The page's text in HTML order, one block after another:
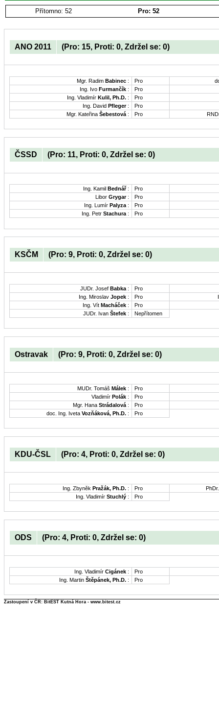
Přítomno: 52 Pro: 52
ANO 2011 (Pro: 15, Proti: 0, Zdržel se: 0)
Mgr. Radim Babinec : Pro
Ing. Ivo Furmančík :
Pro
Ing. Vladimír Kulil, Ph.D. :
Pro
Ing. David Pfleger:
Pro
Mgr. Kateřina Šebestová : Pro
ČSSD (Pro: 11, Proti: 0, Zdržel se: 0)
Ing. Kamil Bednář:
Pro
Libor Grygar:
Pro
Ing. Lumír Palyza:
Pro
Ing. Petr Stachura: Pro
KSČM (Pro: 9, Proti: 0, Zdržel se: 0)
JUDr. Josef Babka :
Pro
Ing. Miroslav Jopek : Pro
Ing. Vít Macháček :
Pro
JUDr. Ivan Štefek : Nepřítomen
Ostravak (Pro: 9, Proti: 0, Zdržel se: 0)
MUDr. Tomáš Málek :
Pro
Vladimír Polák :
Pro
Mgr. Hana Strádalová :
Pro
doc. Ing. Iveta Vozňáková, Ph.D. : Pro
KDU-ČSL (Pro: 4, Proti: 0, Zdržel se: 0)
Ing. Zbyněk Pražák, Ph.D. : Pro
Ing. Vladimír Stuchlý : Pro
ODS (Pro: 4, Proti: 0, Zdržel se: 0)
Ing. Vladimír Cigánek :
Pro
Ing. Martin Štěpánek, Ph.D. : Pro
Zastoupení v ČR: BitEST Kutná Hora - www.bitest.cz